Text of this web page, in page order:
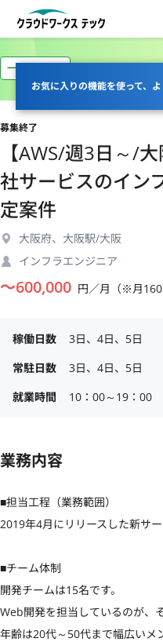
お気に入りの機能を使って、
一部リモート
募集終了
【AWS/週3日～/
社サービスのイン
定案件
大阪府、大阪駅/大阪
インフラエンジニア
〜600,000 円／月（※月160
稼働日数
3日、4日、5日
常駐日数
3日、4日、5日
就業時間
10：00～19：00
業務内容
■担当工程（業務範囲）
2019年4月にリリースした新サ
■チーム体制
開発チームは15名です。
Web開発を担当しているのが、
年齢は20代～50代まで幅広いメ